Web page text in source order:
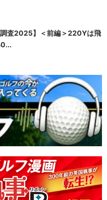
調査2025】＜前編＞220Yは飛